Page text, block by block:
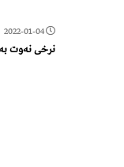
2022-01-04
نرخى نەوت